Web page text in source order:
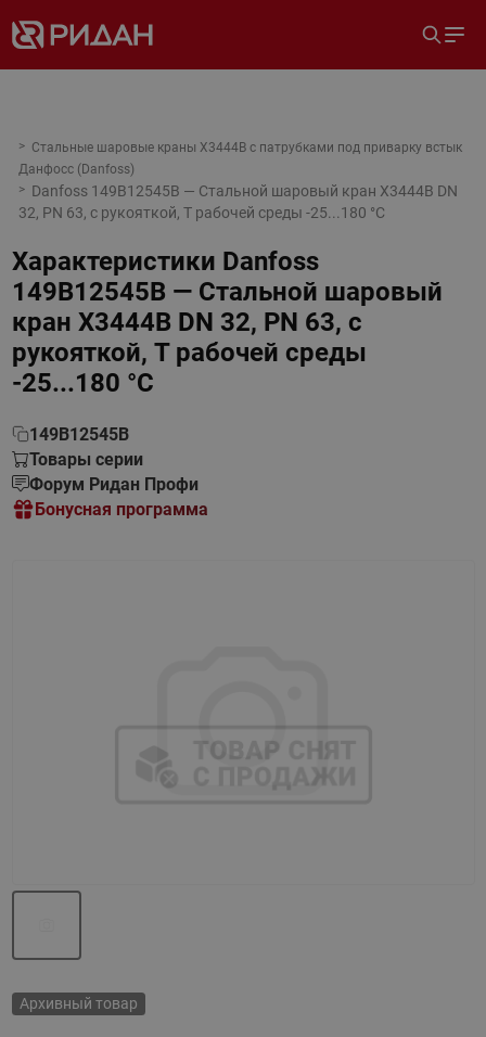
Стальные шаровые краны X3444B с патрубками под приварку встык
Данфосс (Danfoss)
Danfoss 149B12545B — Стальной шаровый кран X3444B DN
32, PN 63, с рукояткой, T рабочей среды -25...180 °С
Характеристики Danfoss
149B12545B — Стальной шаровый
кран X3444B DN 32, PN 63, с
рукояткой, T рабочей среды
-25...180 °С
149B12545B
Товары серии
Форум Ридан Профи
Бонусная программа
Архивный товар